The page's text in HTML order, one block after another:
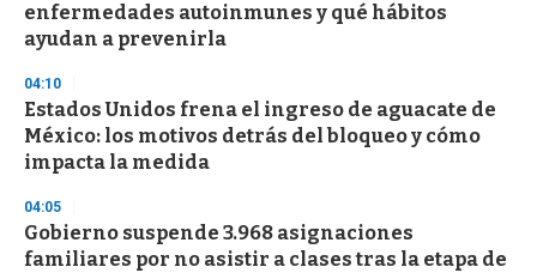
enfermedades autoinmunes y qué hábitos
ayudan a prevenirla
04:10
Estados Unidos frena el ingreso de aguacate de
México: los motivos detrás del bloqueo y cómo
impacta la medida
04:05
Gobierno suspende 3.968 asignaciones
familiares por no asistir a clases tras la etapa de